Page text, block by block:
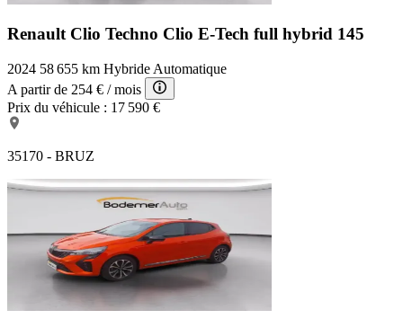
Renault Clio Techno Clio E-Tech full hybrid 145
2024 58 655 km Hybride Automatique
A partir de 254 € / mois
Prix du véhicule : 17 590 €
35170 - BRUZ